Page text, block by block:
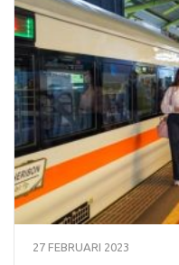
27 FEBRUARI 2023